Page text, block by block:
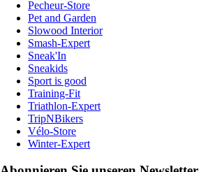
Pecheur-Store
Pet and Garden
Slowood Interior
Smash-Expert
Sneak'In
Sneakids
Sport is good
Training-Fit
Triathlon-Expert
TripNBikers
Vélo-Store
Winter-Expert